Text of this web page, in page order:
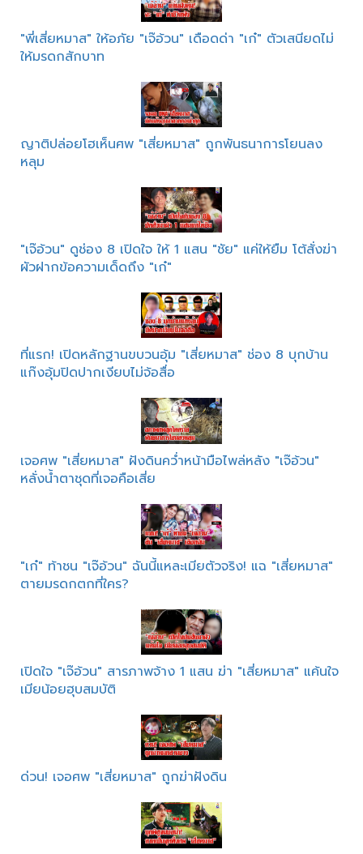
"พี่เสี่ยหมาส" ให้อภัย "เจ๊อ้วน" เดือดด่า "เก๋" ตัวเสนียดไม่
ให้มรดกสักบาท
ญาติปล่อยโฮเห็นศพ "เสี่ยหมาส" ถูกพันธนาการโยนลง
หลุม
"เจ๊อ้วน" ดูช่อง 8 เปิดใจ ให้ 1 แสน "ชัย" แค่ให้ยืม โต้สั่งฆ่า
ผัวฝากข้อความเด็ดถึง "เก๋"
ที่แรก! เปิดหลักฐานขบวนอุ้ม "เสี่ยหมาส" ช่อง 8 บุกบ้าน
แก๊งอุ้มปิดปากเงียบไม่จ้อสื่อ
เจอศพ "เสี่ยหมาส" ฝังดินคว่ำหน้ามือไพล่หลัง "เจ๊อ้วน"
หลั่งน้ำตาชุดที่เจอคือเสี่ย
"เก๋" ท้าชน "เจ๊อ้วน" ฉันนี้แหละเมียตัวจริง! แฉ "เสี่ยหมาส"
ตายมรดกตกที่ใคร?
เปิดใจ "เจ๊อ้วน" สารภาพจ้าง 1 แสน ฆ่า "เสี่ยหมาส" แค้นใจ
เมียน้อยฮุบสมบัติ
ด่วน! เจอศพ "เสี่ยหมาส" ถูกฆ่าฝังดิน